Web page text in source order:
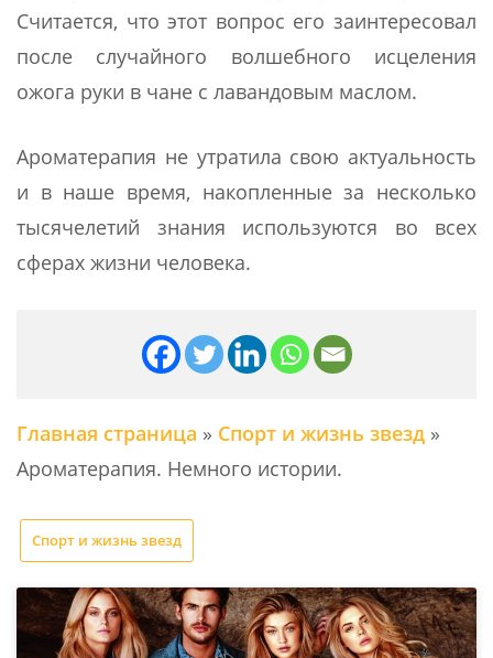
Считается, что этот вопрос его заинтересовал
после случайного волшебного исцеления
ожога руки в чане с лавандовым маслом.
Ароматерапия не утратила свою актуальность
и в наше время, накопленные за несколько
тысячелетий знания используются во всех
сферах жизни человека.
Главная страница » Спорт и жизнь звезд »
Ароматерапия. Немного истории.
Спорт и жизнь звезд